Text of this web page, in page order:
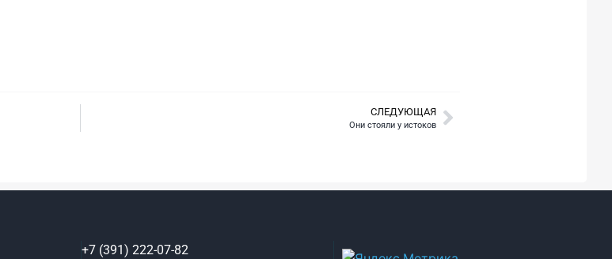
СЛЕДУЮЩАЯ
Они стояли у истоков
+7 (391) 222-07-82